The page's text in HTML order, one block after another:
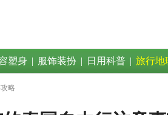
塑身 | 服饰装扮 | 日用科普 | 旅行地
略